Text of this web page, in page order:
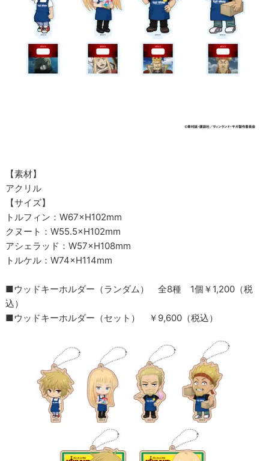
【素材】
アクリル
【サイズ】
トルフィン：W67×H102mm
クヌート：W55.5×H102mm
アシェラッド：W57×H108mm
トルケル：W74×H114mm
■ウッドキーホルダー（ランダム） 全8種 1個￥1,200（税
込）
■ウッドキーホルダー（セット） ￥9,600（税込）